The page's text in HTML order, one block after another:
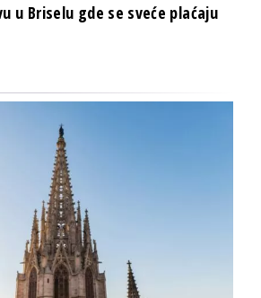
u Briselu gde se sveće plaćaju